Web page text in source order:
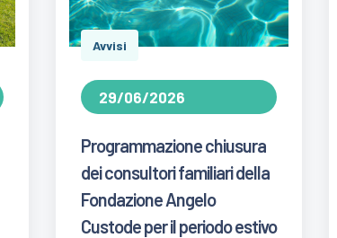
Avvisi
29/06/2026
Programmazione chiusura
dei consultori familiari della
Fondazione Angelo
Custode per il periodo estivo